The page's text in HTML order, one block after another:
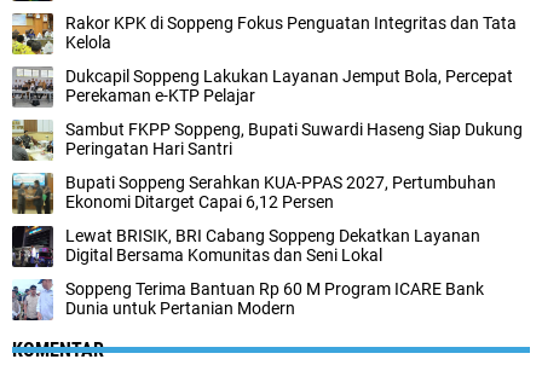
Rakor KPK di Soppeng Fokus Penguatan Integritas dan Tata
Kelola
Dukcapil Soppeng Lakukan Layanan Jemput Bola, Percepat
Perekaman e-KTP Pelajar
Sambut FKPP Soppeng, Bupati Suwardi Haseng Siap Dukung
Peringatan Hari Santri
Bupati Soppeng Serahkan KUA-PPAS 2027, Pertumbuhan
Ekonomi Ditarget Capai 6,12 Persen
Lewat BRISIK, BRI Cabang Soppeng Dekatkan Layanan
Digital Bersama Komunitas dan Seni Lokal
Soppeng Terima Bantuan Rp 60 M Program ICARE Bank
Dunia untuk Pertanian Modern
KOMENTAR